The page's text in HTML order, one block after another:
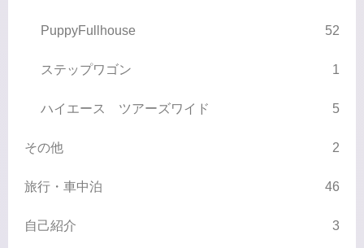
PuppyFullhouse 52
ステップワゴン 1
ハイエース ツアーズワイド 5
その他 2
旅行・車中泊 46
自己紹介 3